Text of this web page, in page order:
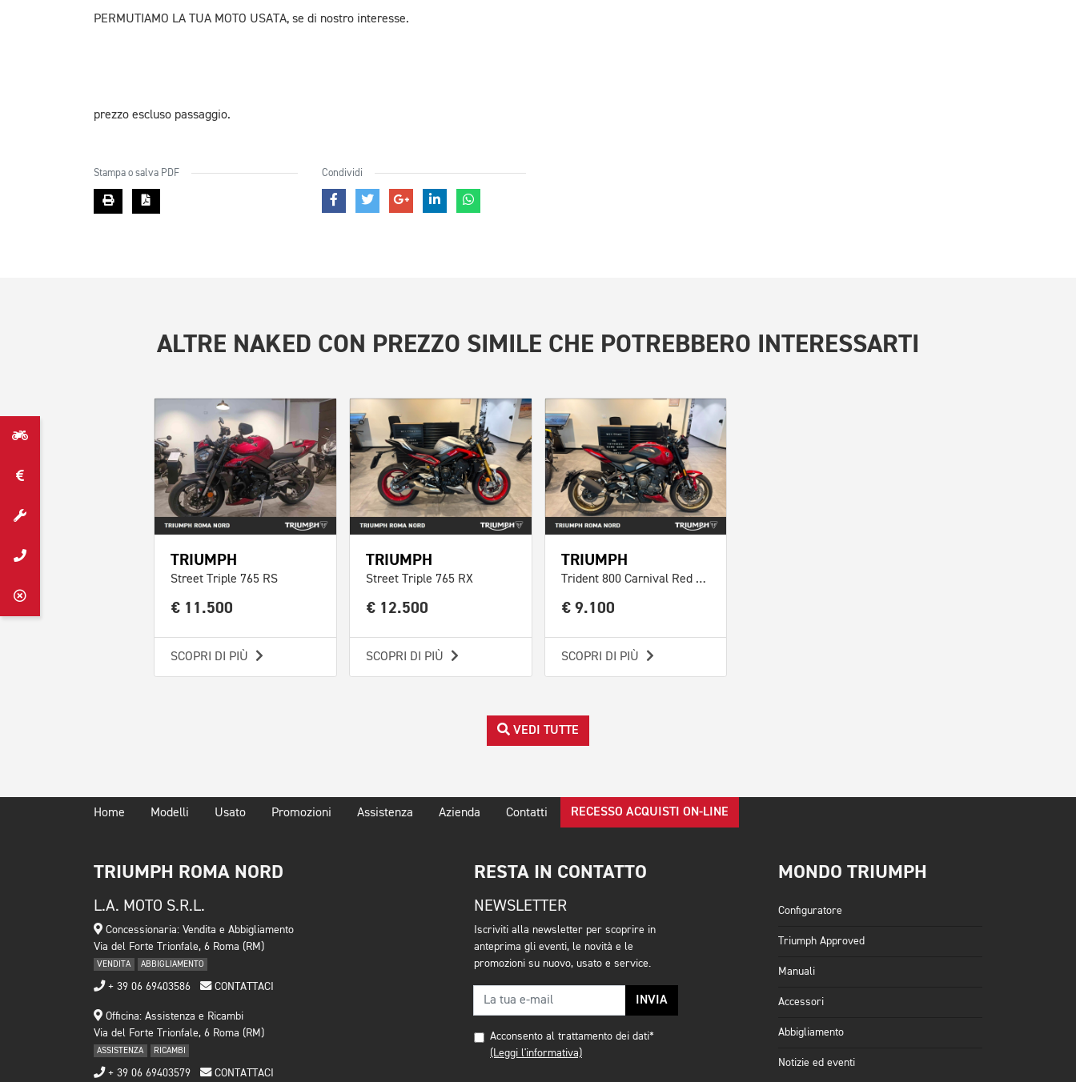
PERMUTIAMO LA TUA MOTO USATA, se di nostro interesse.
prezzo escluso passaggio.
Stampa o salva PDF Condividi
ALTRE NAKED CON PREZZO SIMILE CHE POTREBBERO INTERESSARTI
TRIUMPH
Street Triple 765 RS
€ 11.500
SCOPRI DI PIÙ
TRIUMPH
Street Triple 765 RX
€ 12.500
SCOPRI DI PIÙ
TRIUMPH
Trident 800 Carnival Red Abs
€ 9.100
SCOPRI DI PIÙ
VEDI TUTTE
Home Modelli Usato Promozioni Assistenza Azienda Contatti RECESSO ACQUISTI ON-LINE
TRIUMPH ROMA NORD
L.A. MOTO S.R.L.
Concessionaria: Vendita e Abbigliamento
Via del Forte Trionfale, 6 Roma (RM)
VENDITA ABBIGLIAMENTO
+ 39 06 69403586 CONTATTACI
Officina: Assistenza e Ricambi
Via del Forte Trionfale, 6 Roma (RM)
ASSISTENZA RICAMBI
+ 39 06 69403579 CONTATTACI
RESTA IN CONTATTO
NEWSLETTER
Iscriviti alla newsletter per scoprire in
anteprima gli eventi, le novità e le
promozioni su nuovo, usato e service.
INVIA
Acconsento al trattamento dei dati*
(Leggi l'informativa)
MONDO TRIUMPH
Configuratore
Triumph Approved
Manuali
Accessori
Abbigliamento
Notizie ed eventi